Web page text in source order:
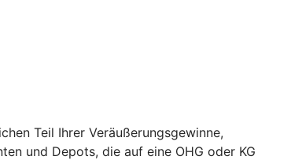
Teil Ihrer Veräußerungsgewinne,
und Depots, die auf eine OHG oder KG